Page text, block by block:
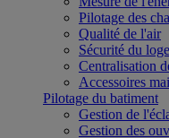
Pilotage des
Qualité de l'air
Sécurité du
Centralisation
Accessoires
Pilotage du batiment
Gestion de
Gestion des